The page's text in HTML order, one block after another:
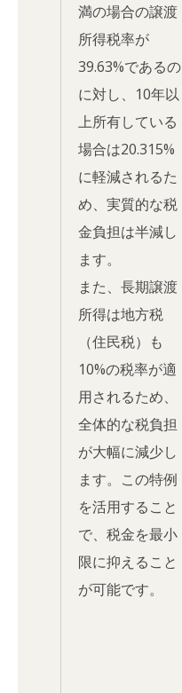
満の場合の譲渡
所得税率が
39.63%であるの
に対し、10年以
上所有している
場合は20.315%
に軽減されるた
め、実質的な税
金負担は半減し
ます。
また、長期譲渡
所得は地方税
（住民税）も
10%の税率が適
用されるため、
全体的な税負担
が大幅に減少し
ます。この特例
を活用すること
で、税金を最小
限に抑えること
が可能です。